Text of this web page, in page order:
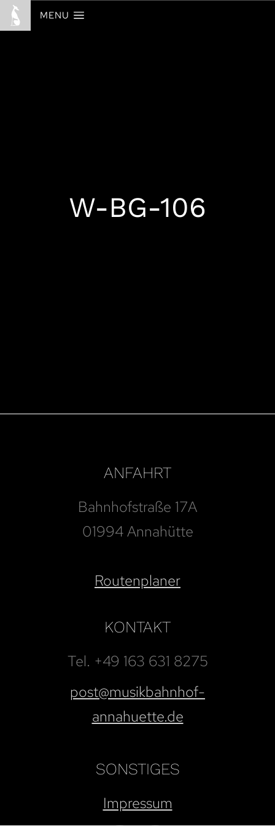
MENU
W-BG-106
ANFAHRT
Bahnhofstraße 17A
01994 Annahütte
Routenplaner
KONTAKT
Tel. +49 163 631 8275
post@musikbahnhof-
annahuette.de
SONSTIGES
Impressum